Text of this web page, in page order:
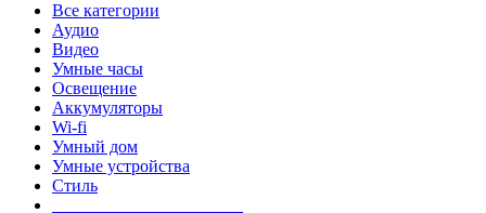
Все категории
Аудио
Видео
Умные часы
Освещение
Аккумуляторы
Wi-fi
Умный дом
Умные устройства
Стиль